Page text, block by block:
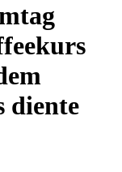
diente